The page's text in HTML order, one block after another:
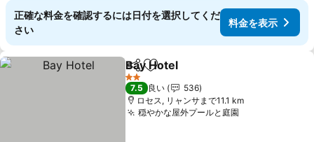
正確な料金を確認するには日付を選択してくだ
さい
料金を表示
シェアお気に入りに追加
Bay Hotel
2 ホテルのランク
7.5 良い
536
ロセス, リャンサまで11.1 km
穏やかな屋外プールと庭園